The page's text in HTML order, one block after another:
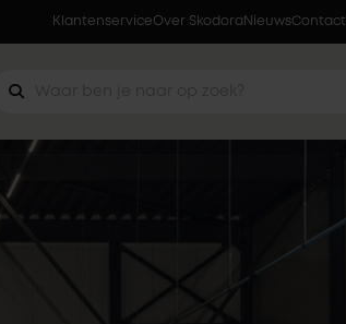
Ophalen wanneer jou dat uitkomt
KlantenserviceOver Skodora NieuwsContact